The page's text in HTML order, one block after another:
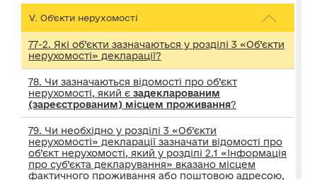
V. Об’єкти нерухомості
77-2. Які об’єкти зазначаються у розділі 3 «Об’єкти
нерухомості» декларації?
78. Чи зазначаються відомості про об’єкт
нерухомості, який є задекларованим
(зареєстрованим) місцем проживання?
79. Чи необхідно у розділі 3 «Об’єкти
нерухомості» декларації зазначати відомості про
об’єкт нерухомості, який у розділі 2.1 «Інформація
про суб’єкта декларування» вказано місцем
фактичного проживання або поштовою адресою,